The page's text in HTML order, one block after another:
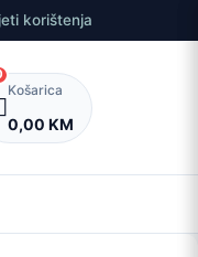
korištenja
Košarica
0,00 KM